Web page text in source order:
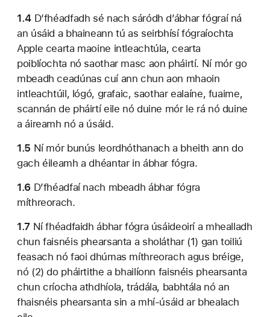
1.4D’fhéadfadh sé nach sáródh d’ábhar fógraí ná
an úsáid a bhaineann tú as seirbhísí fógraíochta
Apple cearta maoine intleachtúla, cearta
poiblíochta nó saothar masc aon pháirtí. Ní mór go
mbeadh ceadúnas cuí ann chun aon mhaoin
intleachtúil, lógó, grafaic, saothar ealaíne, fuaime,
scannán de pháirtí eile nó duine mór le rá nó duine
a áireamh nó a úsáid.
1.5 Ní mór bunús leordhóthanach a bheith ann do
gach éileamh a dhéantar in ábhar fógra.
1.6D’fhéadfaí nach mbeadh ábhar fógra
míthreorach.
1.7Ní fhéadfaidh ábhar fógra úsáideoirí a mhealladh
chun faisnéis phearsanta a sholáthar (1) gan toiliú
feasach nó faoi dhúmas míthreorach agus bréige,
nó (2) do pháirtithe a bhailíonn faisnéis phearsanta
chun críocha athdhíola, trádála, babhtála nó an
fhaisnéis phearsanta sin a mhí-úsáid ar bhealach